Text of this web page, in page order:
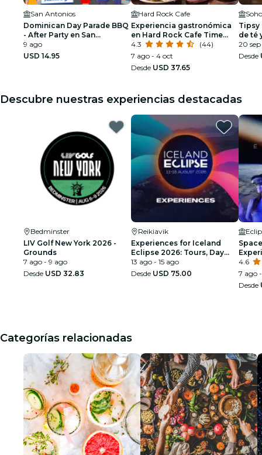
San Antonios
Dominican Day Parade BBQ
- After Party en San
Antonios NYC
9 ago
USD 14.95
Hard Rock Cafe
Experiencia gastronómica
en Hard Rock Cafe Time
Square NYC
4.3
(44)
7 ago - 4 oct
Desde USD 37.65
Tipsy
de té
20 sep
Desde
Descubre nuestras experiencias destacadas
Bedminster
LIV Golf New York 2026 -
Grounds
7 ago - 9 ago
Desde USD 32.83
Reikiavik
Experiences for Iceland
Eclipse 2026: Tours, Day
Trips & Festival Side Quests
13 ago - 15 ago
Desde USD 75.00
4.6
7 ago
Desde
Categorías relacionadas